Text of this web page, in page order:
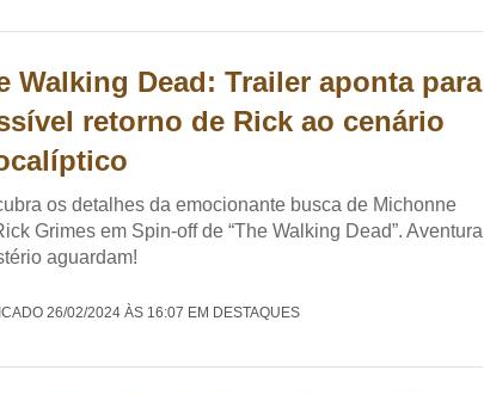
Walking Dead: Trailer aponta para
retorno de Rick ao cenário
os detalhes da emocionante busca de Michonne
Grimes em Spin-off de “The Walking Dead”. Aventura
aguardam!
26/02/2024 ÀS 16:07 EM DESTAQUES